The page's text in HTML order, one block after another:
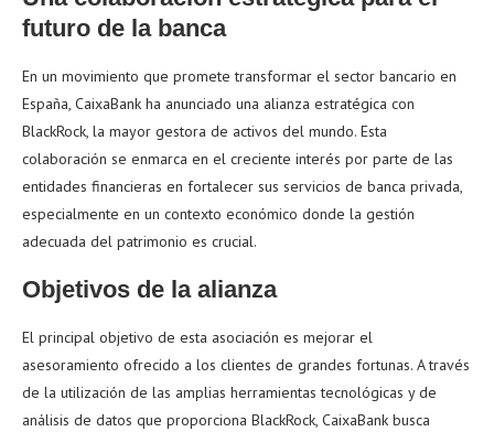
futuro de la banca
En un movimiento que promete transformar el sector bancario en
España, CaixaBank ha anunciado una alianza estratégica con
BlackRock, la mayor gestora de activos del mundo. Esta
colaboración se enmarca en el creciente interés por parte de las
entidades financieras en fortalecer sus servicios de banca privada,
especialmente en un contexto económico donde la gestión
adecuada del patrimonio es crucial.
Objetivos de la alianza
El principal objetivo de esta asociación es mejorar el
asesoramiento ofrecido a los clientes de grandes fortunas. A través
de la utilización de las amplias herramientas tecnológicas y de
análisis de datos que proporciona BlackRock, CaixaBank busca